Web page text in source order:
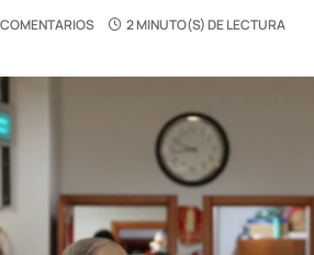
2 MINUTO(S) DE LECTURA